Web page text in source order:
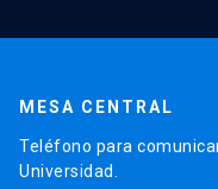
MESA CENTRAL
Teléfono para
Universidad.